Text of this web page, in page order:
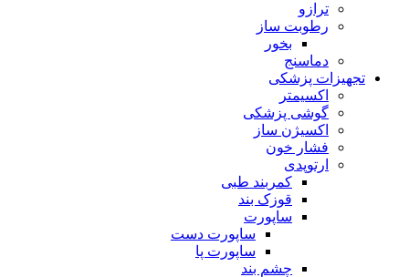
ترازو
رطوبت ساز
بخور
دماسنج
تجهیزات پزشکی
اکسیمتر
گوشی پزشکی
اکسیژن ساز
فشار خون
ارتوپدی
کمربند طبی
قوزک بند
ساپورت
ساپورت دست
ساپورت پا
چشم بند